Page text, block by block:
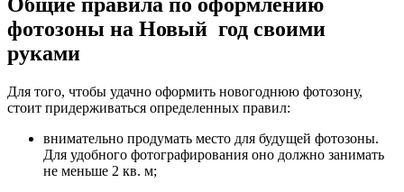
фотозоны на Новый год своими
руками
Для того, чтобы удачно оформить новогоднюю фотозону,
стоит придерживаться определенных правил:
внимательно продумать место для будущей фотозоны.
Для удобного фотографирования оно должно занимать
не меньше 2 кв. м;